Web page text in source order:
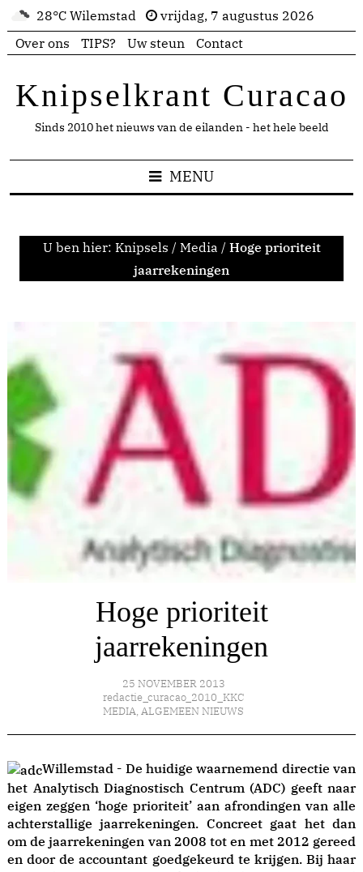
28°C Wilemstad
vrijdag, 7 augustus 2026
Over ons
TIPS? Uw steun Contact
Knipselkrant Curacao
Sinds 2010 het nieuws van de eilanden - het hele beeld
MENU
U ben hier: Knipsels / Media / Hoge prioriteit
jaarrekeningen
Hoge prioriteit
jaarrekeningen
25 NOVEMBER 2013
redactie_curacao_2010_KKC
MEDIA, ALGEMEEN NIEUWS
Willemstad - De huidige waarnemend directie van
het Analytisch Diagnostisch Centrum (ADC) geeft naar
eigen zeggen ‘hoge prioriteit’ aan afrondingen van alle
achterstallige jaarrekeningen. Concreet gaat het dan
om de jaarrekeningen van 2008 tot en met 2012 gereed
en door de accountant goedgekeurd te krijgen. Bij haar